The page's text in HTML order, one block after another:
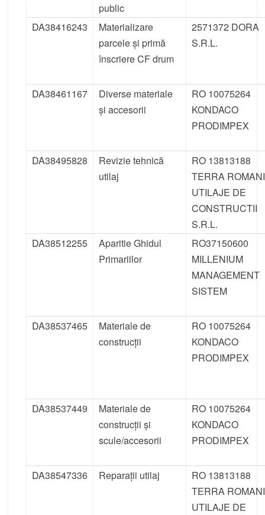
public
DA38416243
Materializare
parcele și primă
înscriere CF drum
2571372 DORA
S.R.L.
DA38461167
Diverse materiale
și accesorii
RO 10075264
KONDACO
PRODIMPEX
DA38495828
Revizie tehnică
utilaj
RO 13813188
TERRA
UTILAJE DE
CONSTRUCTII
S.R.L.
DA38512255
Aparitie Ghidul
Primariilor
RO37150600
MILLENIUM
MANAGEMENT
SISTEM
DA38537465
Materiale de
construcții
RO 10075264
KONDACO
PRODIMPEX
DA38537449
Materiale de
construcții și
scule/accesorii
RO 10075264
KONDACO
PRODIMPEX
DA38547336 Reparații utilaj
RO 13813188
TERRA
UTILAJE DE